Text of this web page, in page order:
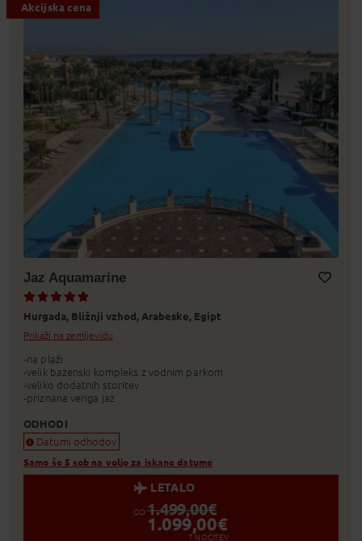
Akcijska cena
Jaz Aquamarine
Hurgada, Bližnji vzhod, Arabeske, Egipt
Prikaži na zemljevidu
-na plaži
-velik bazenski kompleks z vodnim parkom
-veliko dodatnih storitev
-priznana veriga jaz
ODHODI
Datumi odhodov
Samo še 5 sob na voljo za iskane datume
LETALO
OD1.499,00€
1.099,00€
7 NOČITEV